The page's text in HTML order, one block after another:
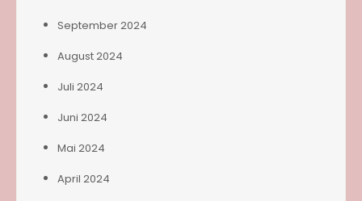
September 2024
August 2024
Juli 2024
Juni 2024
Mai 2024
April 2024